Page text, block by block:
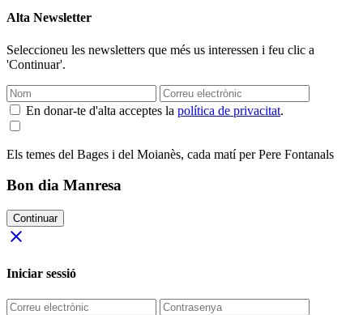
Alta Newsletter
Seleccioneu les newsletters que més us interessen i feu clic a
'Continuar'.
En donar-te d'alta acceptes la política de privacitat.
Els temes del Bages i del Moianès, cada matí per Pere Fontanals
Bon dia Manresa
Continuar
close
Iniciar sessió